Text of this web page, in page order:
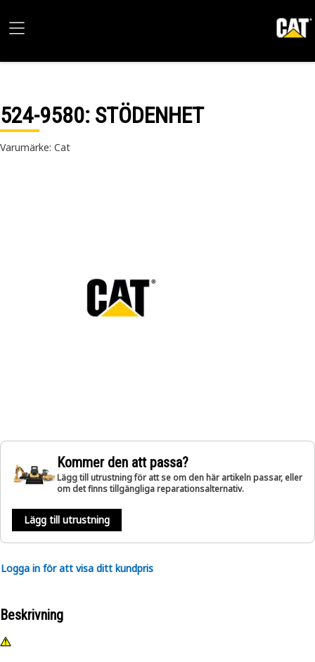
524-9580: STÖDENHET
Varumärke: Cat
Kommer den att passa?
Lägg till utrustning för att se om den här artikeln passar, eller
om det finns tillgängliga reparationsalternativ.
Lägg till utrustning
Logga in för att visa ditt kundpris
Beskrivning